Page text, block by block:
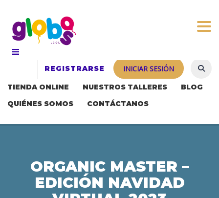
REGISTRARSE INICIAR SESIÓN
TIENDA ONLINE NUESTROS TALLERES
BLOG
QUIÉNES SOMOS
CONTÁCTANOS
ORGANIC MASTER –
EDICIÓN NAVIDAD